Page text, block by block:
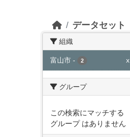
データセット
組織
富山市 - 2 x
グループ
この検索にマッチする
グループ はありません